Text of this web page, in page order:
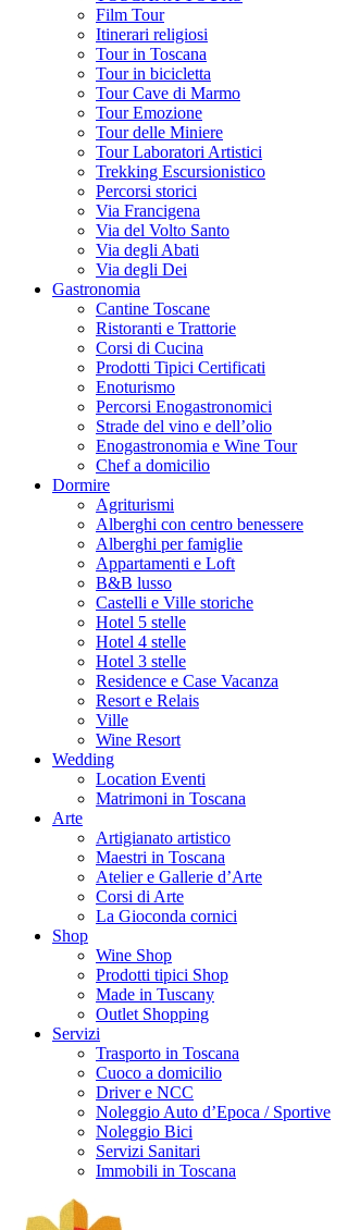
Film Tour
Itinerari religiosi
Tour in Toscana
Tour in bicicletta
Tour Cave di Marmo
Tour Emozione
Tour delle Miniere
Tour Laboratori Artistici
Trekking Escursionistico
Percorsi storici
Via Francigena
Via del Volto Santo
Via degli Abati
Via degli Dei
Gastronomia
Cantine Toscane
Ristoranti e Trattorie
Corsi di Cucina
Prodotti Tipici Certificati
Enoturismo
Percorsi Enogastronomici
Strade del vino e dell’olio
Enogastronomia e Wine Tour
Chef a domicilio
Dormire
Agriturismi
Alberghi con centro benessere
Alberghi per famiglie
Appartamenti e Loft
B&B lusso
Castelli e Ville storiche
Hotel 5 stelle
Hotel 4 stelle
Hotel 3 stelle
Residence e Case Vacanza
Resort e Relais
Ville
Wine Resort
Wedding
Location Eventi
Matrimoni in Toscana
Arte
Artigianato artistico
Maestri in Toscana
Atelier e Gallerie d’Arte
Corsi di Arte
La Gioconda cornici
Shop
Wine Shop
Prodotti tipici Shop
Made in Tuscany
Outlet Shopping
Servizi
Trasporto in Toscana
Cuoco a domicilio
Driver e NCC
Noleggio Auto d’Epoca / Sportive
Noleggio Bici
Servizi Sanitari
Immobili in Toscana